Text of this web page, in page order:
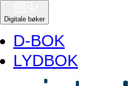
Digitale bøker
D-BOK
LYDBOK